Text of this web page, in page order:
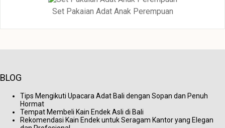
Set Pakaian Adat Anak Perempuan
BLOG
Tips Mengikuti Upacara Adat Bali dengan Sopan dan Penuh
Hormat
Tempat Membeli Kain Endek Asli di Bali
Rekomendasi Kain Endek untuk Seragam Kantor yang Elegan